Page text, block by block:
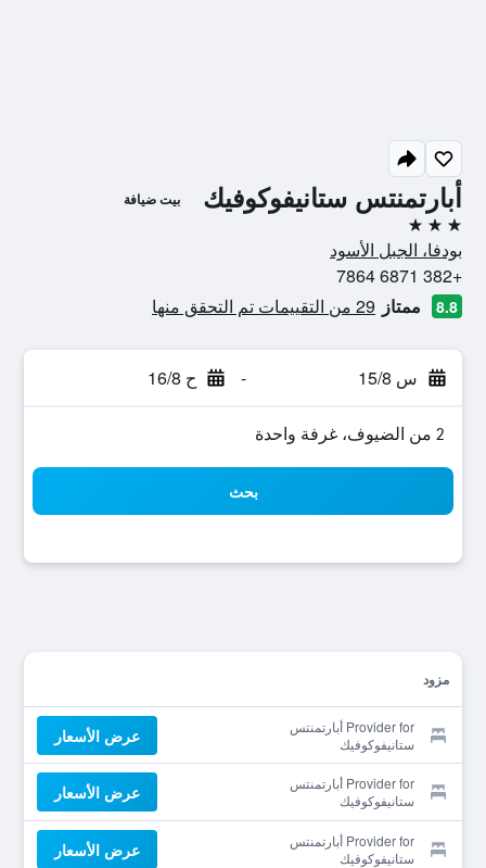
أبارتمنتس ستانيفوكوفيك بيت ضيافة
3 نجوم
بودفا، الجبل الأسود
+382 6871 7864
8.8 ممتاز 29 من التقييمات تم التحقق منها
س 15/8 - ح 16/8
2 من الضيوف، غرفة واحدة
بحث
مزود
Provider for أبارتمنتس
ستانيفوكوفيك
عرض الأسعار
Provider for أبارتمنتس
ستانيفوكوفيك
عرض الأسعار
Provider for أبارتمنتس
ستانيفوكوفيك
عرض الأسعار